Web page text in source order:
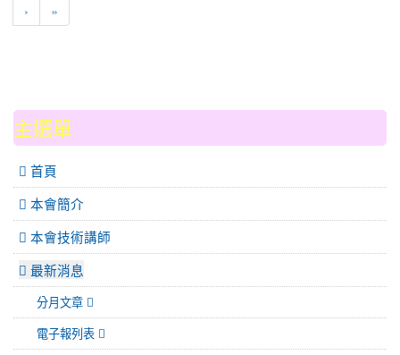
›
»
:::主選單
 首頁
本會簡介
本會技術講師
最新消息
分月文章
電子報列表